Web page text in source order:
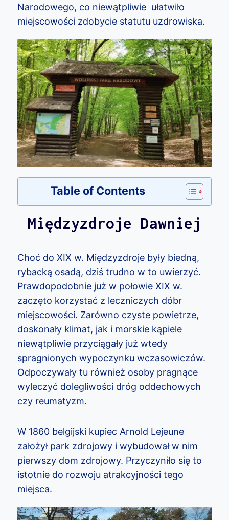
Narodowego, co niewątpliwie ułatwiło
miejscowości zdobycie statutu uzdrowiska.
Table of Contents
Międzyzdroje Dawniej
Choć do XIX w. Międzyzdroje były biedną,
rybacką osadą, dziś trudno w to uwierzyć.
Prawdopodobnie już w połowie XIX w.
zaczęto korzystać z leczniczych dóbr
miejscowości. Zarówno czyste powietrze,
doskonały klimat, jak i morskie kąpiele
niewątpliwie przyciągały już wtedy
spragnionych wypoczynku wczasowiczów.
Odpoczywały tu również osoby pragnące
wyleczyć dolegliwości dróg oddechowych
czy reumatyzm.
W 1860 belgijski kupiec Arnold Lejeune
założył park zdrojowy i wybudował w nim
pierwszy dom zdrojowy. Przyczyniło się to
istotnie do rozwoju atrakcyjności tego
miejsca.